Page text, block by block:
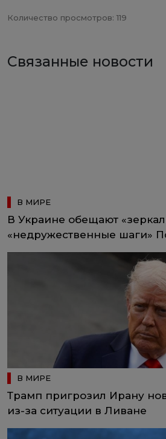
Количество просмотров: 119
Связанные новости
В МИРЕ
В Украине обещают
«недружественные шаги»
В МИРЕ
Трамп пригрозил Ирану
из-за ситуации в Ливане